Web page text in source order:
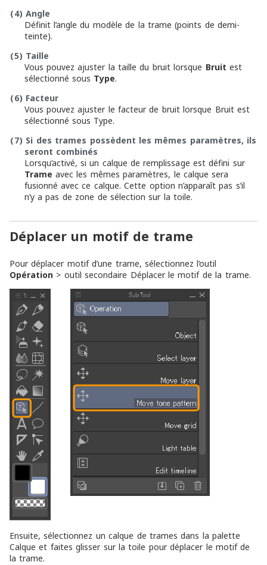
(4) Angle
Définit l’angle du modèle de la trame (points de demi-
teinte).
(5) Taille
Vous pouvez ajuster la taille du bruit lorsque Bruit est
sélectionné sous Type.
(6) Facteur
Vous pouvez ajuster le facteur de bruit lorsque Bruit est
sélectionné sous Type.
(7) Si des trames possèdent les mêmes paramètres, ils
seront combinés
Lorsqu’activé, si un calque de remplissage est défini sur
Trame avec les mêmes paramètres, le calque sera
fusionné avec ce calque. Cette option n’apparaît pas s’il
n’y a pas de zone de sélection sur la toile.
Déplacer un motif de trame
Pour déplacer motif d’une trame, sélectionnez l’outil
Opération > outil secondaire Déplacer le motif de la trame.
Ensuite, sélectionnez un calque de trames dans la palette
Calque et faites glisser sur la toile pour déplacer le motif de
la trame.